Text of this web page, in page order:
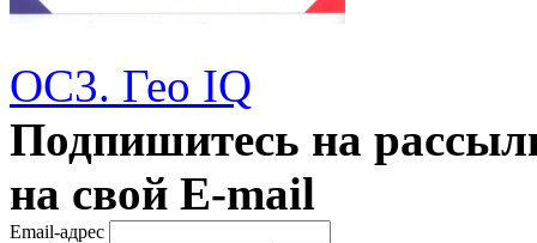
ОС3. Гео IQ
Подпишитесь на
на свой E-mail
Email-адрес